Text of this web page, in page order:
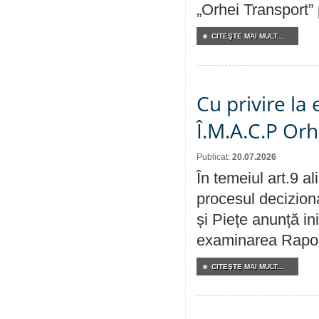
„Orhei
CITEŞTE MAI MULT...
Cu privire la
Î.M.A.C.P
Publicat: 20.07.2026
În temeiul art.9
procesul
și Piețe anunță
examinarea
CITEŞTE MAI MULT...